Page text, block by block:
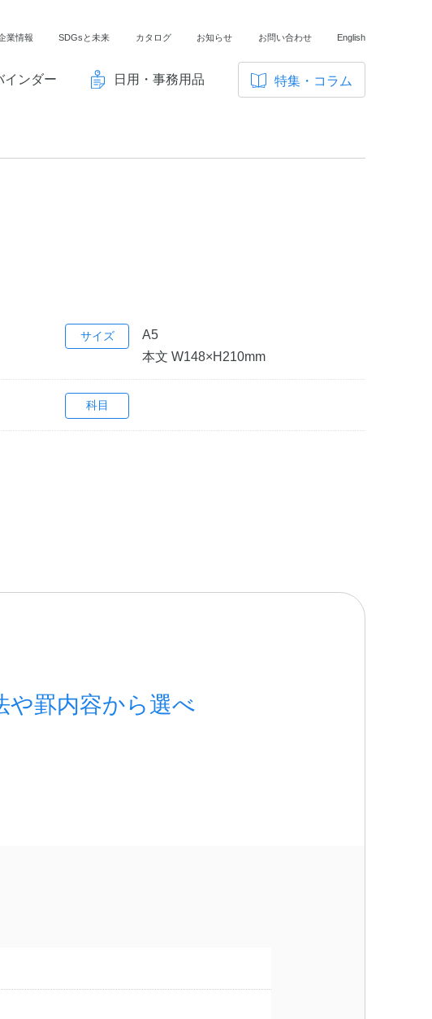
インダー 日用・事務用品 特集・コラム
業情報 SDGsと未来 カタログ お知らせ お問い合わせ English
サイズ
A5
本文 W148×H210mm
科目
や罫内容から選べ